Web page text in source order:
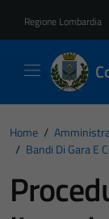
Regione Lombardia
Home /
/ Bandi Di Gara E